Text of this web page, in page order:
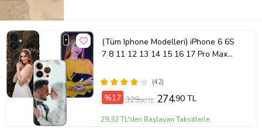
(Tüm Iphone Modelleri) iPhone 6 6S
7 8 11 12 13 14 15 16 17 Pro Max
Fotoğraflı Kılıf(42)
%17 329,90 TL 274,90 TL
29,32 TL'den Başlayan Taksitlerle